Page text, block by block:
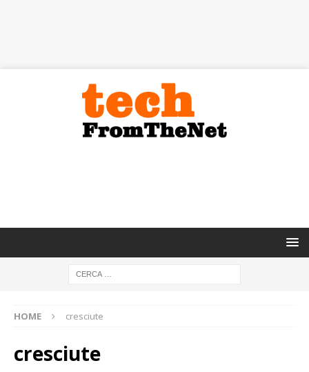
HOME cresciute
cresciute